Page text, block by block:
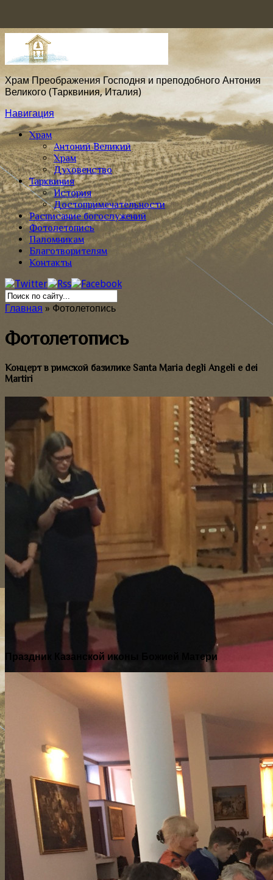
Храм Преображения Господня и преподобного Антония
Великого (Тарквиния, Италия)
Навигация
Храм
Антоний Великий
Храм
Духовенство
Тарквиния
История
Достопримечательности
Расписание богослужений
Фотолетопись
Паломникам
Благотворителям
Контакты
Главная » Фотолетопись
Фотолетопись
Концерт в римской базилике Santa Maria degli Angeli e dei
Martiri
Праздник Казанской иконы Божией Матери